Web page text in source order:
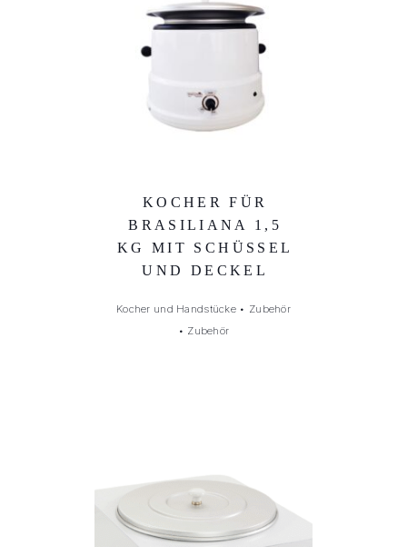
KOCHER FÜR
BRASILIANA 1,5
KG MIT SCHÜSSEL
UND DECKEL
Kocher und Handstücke • Zubehör
• Zubehör